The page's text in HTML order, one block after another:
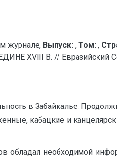
журнале, Выпуск: , Том: ,
XVIII В. // Евразийский
в Забайкалье.
кабацкие и
обладал необходимой